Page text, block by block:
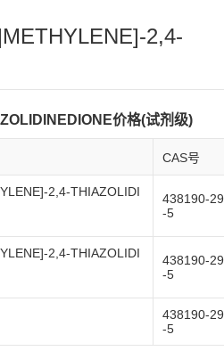
2,4-
价格(试剂级)
CAS号
2,4-THIAZOLIDI
438190-29
-5
2,4-THIAZOLIDI
438190-29
-5
438190-29
-5